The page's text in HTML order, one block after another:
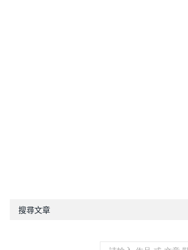
搜尋文章